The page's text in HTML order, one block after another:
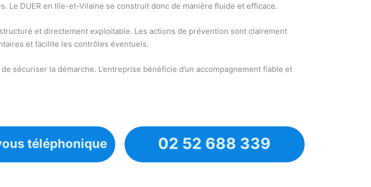
Le DUER en Ille-et-Vilaine se construit donc de manière fluide et efficace.
et directement exploitable. Les actions de prévention sont clairement
et facilite les contrôles éventuels.
sécuriser la démarche. L’entreprise bénéficie d’un accompagnement fiable et
téléphonique 02 52 688 339